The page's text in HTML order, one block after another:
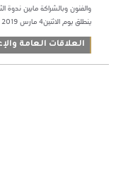
والفنون وبالشراكة مابين ندوة
ينطلق يوم الاثنين٤ مارس ٢٠١٩ ...
العلاقات العامة